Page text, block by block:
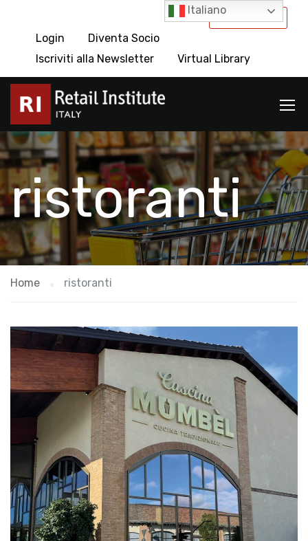
International
Login
Diventa Socio
Iscriviti alla Newsletter
Virtual Library
ristoranti
Home ristoranti
Italiano